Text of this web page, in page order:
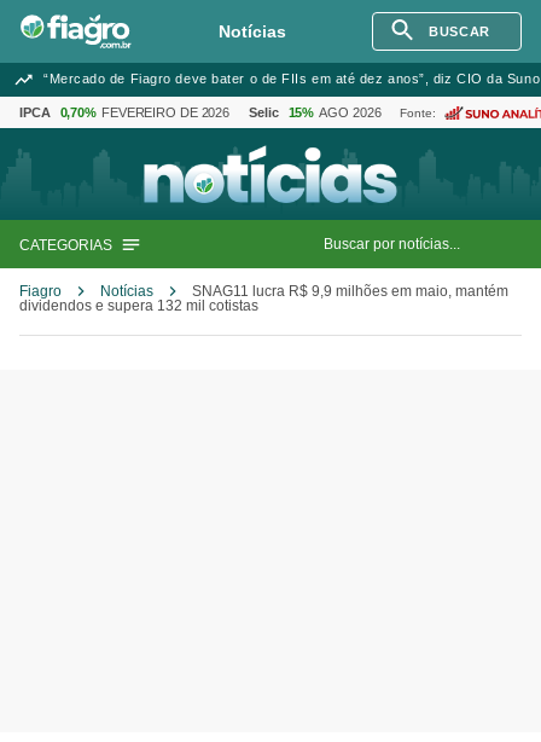
Notícias BUSCAR
“Mercado de Fiagro deve bater o de FIIs em até dez anos”, diz CIO da
IPCA 0,70% FEVEREIRO DE 2026 Selic 15% AGO 2026 Fonte:
CATEGORIAS
Fiagro Notícias
SNAG11 lucra R$ 9,9 milhões em maio, mantém
dividendos e supera 132 mil cotistas